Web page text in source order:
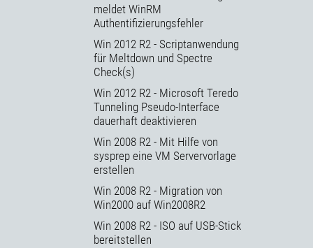
meldet WinRM
Authentifizierungsfehler
Win 2012 R2 - Scriptanwendung
für Meltdown und Spectre
Check(s)
Win 2012 R2 - Microsoft Teredo
Tunneling Pseudo-Interface
dauerhaft deaktivieren
Win 2008 R2 - Mit Hilfe von
sysprep eine VM Servervorlage
erstellen
Win 2008 R2 - Migration von
Win2000 auf Win2008R2
Win 2008 R2 - ISO auf USB-Stick
bereitstellen